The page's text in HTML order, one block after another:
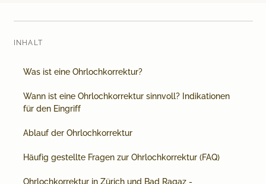
INHALT
Was ist eine Ohrlochkorrektur?
Wann ist eine Ohrlochkorrektur sinnvoll? Indikationen
für den Eingriff
Ablauf der Ohrlochkorrektur
Häufig gestellte Fragen zur Ohrlochkorrektur (FAQ)
Ohrlochkorrektur in Zürich und Bad Ragaz -